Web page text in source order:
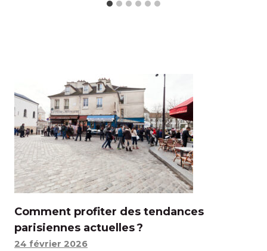
Comment profiter des tendances
parisiennes actuelles ?
24 février 2026